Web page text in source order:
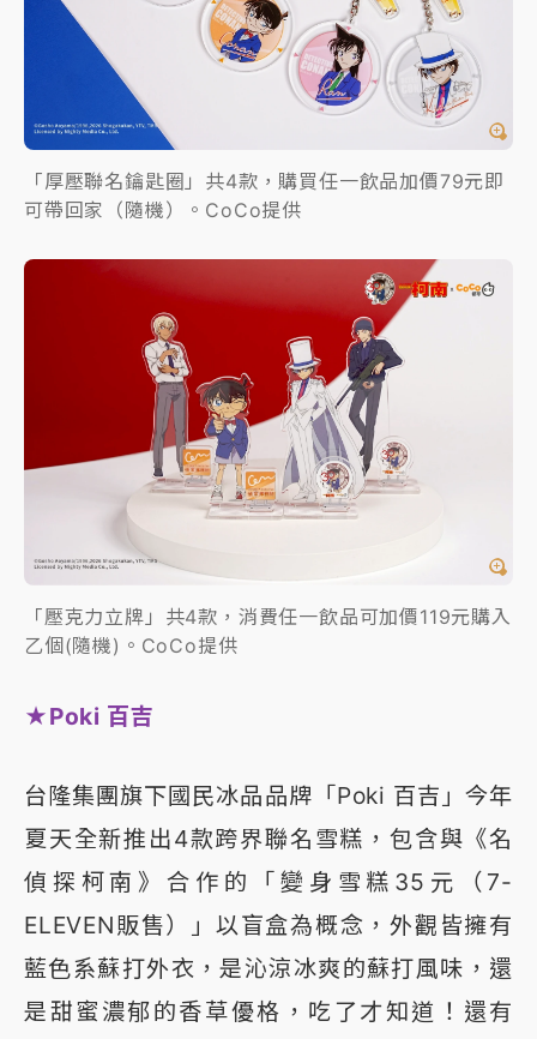
「厚壓聯名鑰匙圈」共4款，購買任一飲品加價79元即
可帶回家（隨機）。CoCo提供
「壓克力立牌」共4款，消費任一飲品可加價119元購入
乙個(隨機)。CoCo提供
★Poki 百吉
台隆集團旗下國民冰品品牌「Poki 百吉」今年
夏天全新推出4款跨界聯名雪糕，包含與《名
偵探柯南》合作的「變身雪糕35元（7-
ELEVEN販售）」以盲盒為概念，外觀皆擁有
藍色系蘇打外衣，是沁涼冰爽的蘇打風味，還
是甜蜜濃郁的香草優格，吃了才知道！還有